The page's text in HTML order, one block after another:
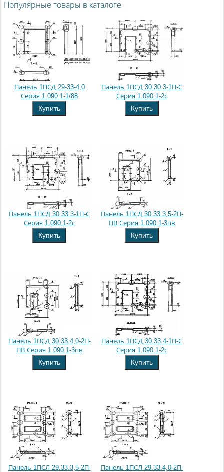
Популярные товары в каталоге
Панель 1ПСД 29-33-4,0
Серия 1.090.1-1/88
Купить
Панель 1ПСД 30.30.3-1П-С
Серия 1.090.1-2с
Купить
Панель 1ПСД 30.33.3-1П-С
Серия 1.090.1-2с
Купить
Панель 1ПСД 30.33.3,5-2П-
ПВ Серия 1.090.1-3пв
Купить
Панель 1ПСД 30.33.4,0-2П-
ПВ Серия 1.090.1-3пв
Купить
Панель 1ПСД 30.33.4-1П-С
Серия 1.090.1-2с
Купить
Панель 1ПСЛ 29.33.3,5-2П-
Панель 1ПСЛ 29.33.4,0-2П-